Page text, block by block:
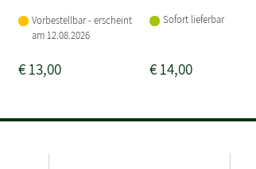
Vorbestellbar - erscheint
am 12.08.2026
€13,00
Sofort lieferbar
€14,00